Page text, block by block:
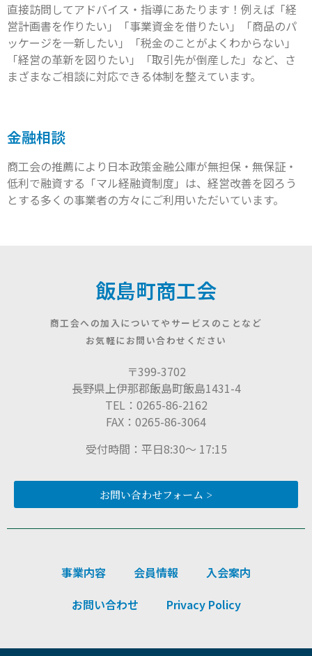
直接訪問してアドバイス・指導にあたります！例えば「経
営計画書を作りたい」「事業資金を借りたい」「商品のパ
ッケージを一新したい」「税金のことがよくわからない」
「経営の革新を図りたい」「取引先が倒産した」など、さ
まざまなご相談に対応できる体制を整えています。
金融相談
商工会の推薦により日本政策金融公庫が無担保・無保証・
低利で融資する「マル経融資制度」は、経営改善を図ろう
とする多くの事業者の方々にご利用いただいています。
飯島町商工会
商工会への加入についてやサービスのことなど
お気軽にお問い合わせください
〒399-3702
長野県上伊那郡飯島町飯島1431-4
TEL：0265-86-2162
FAX：0265-86-3064
受付時間：平日8:30〜 17:15
お問い合わせフォーム >
事業内容 会員情報
入会案内
お問い合わせ
Privacy Policy